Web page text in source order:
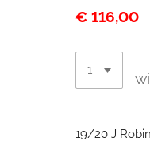
€ 116,00
19/20 J